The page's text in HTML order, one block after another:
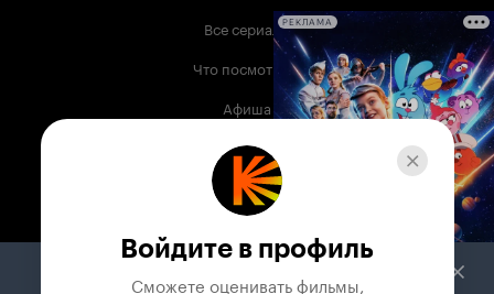
Все сериалы
Что посмотреть
Афиша
Музыка
Телепрограмма
Служба поддержки
РЕКЛАМА
Войдите в профиль
Сможете оценивать фильмы,